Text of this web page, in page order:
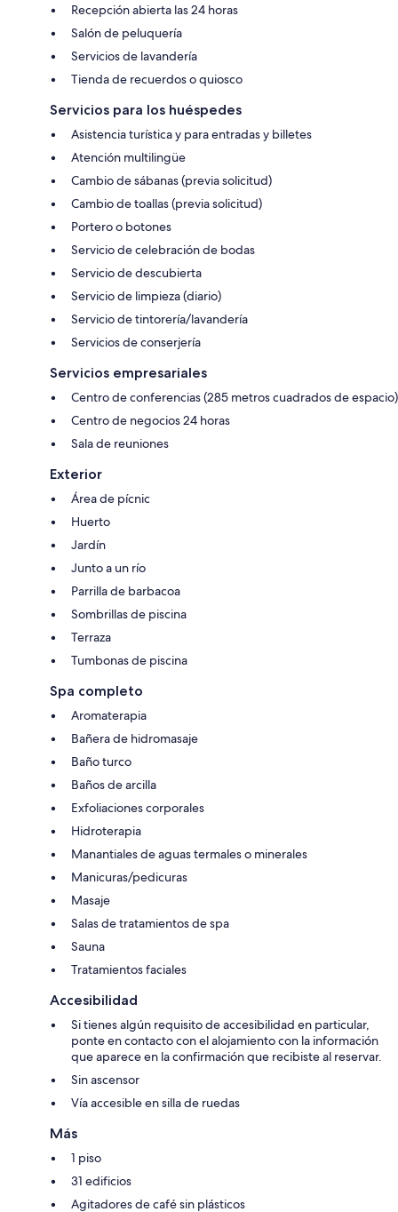
Recepción abierta las 24 horas
Salón de peluquería
Servicios de lavandería
Tienda de recuerdos o quiosco
Servicios para los huéspedes
Asistencia turística y para entradas y billetes
Atención multilingüe
Cambio de sábanas (previa solicitud)
Cambio de toallas (previa solicitud)
Portero o botones
Servicio de celebración de bodas
Servicio de descubierta
Servicio de limpieza (diario)
Servicio de tintorería/lavandería
Servicios de conserjería
Servicios empresariales
Centro de conferencias (285 metros cuadrados de espacio)
Centro de negocios 24 horas
Sala de reuniones
Exterior
Área de pícnic
Huerto
Jardín
Junto a un río
Parrilla de barbacoa
Sombrillas de piscina
Terraza
Tumbonas de piscina
Spa completo
Aromaterapia
Bañera de hidromasaje
Baño turco
Baños de arcilla
Exfoliaciones corporales
Hidroterapia
Manantiales de aguas termales o minerales
Manicuras/pedicuras
Masaje
Salas de tratamientos de spa
Sauna
Tratamientos faciales
Accesibilidad
Si tienes algún requisito de accesibilidad en particular,
ponte en contacto con el alojamiento con la información
que aparece en la confirmación que recibiste al reservar.
Sin ascensor
Vía accesible en silla de ruedas
Más
1 piso
31 edificios
Agitadores de café sin plásticos